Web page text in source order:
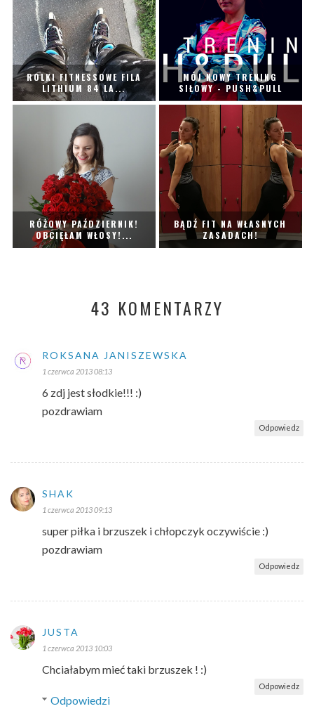
ROLKI FITNESSOWE FILA
LITHIUM 84 LA...
MÓJ NOWY TRENING
SIŁOWY - PUSH&PULL
RÓŻOWY PAŹDZIERNIK!
OBCIĘŁAM WŁOSY!...
BĄDŹ FIT NA WŁASNYCH
ZASADACH!
43 KOMENTARZY
ROKSANA JANISZEWSKA
1 czerwca 2013 08:13
6 zdj jest słodkie!!! :)
pozdrawiam
Odpowiedz
SHAK
1 czerwca 2013 09:13
super piłka i brzuszek i chłopczyk oczywiście :)
pozdrawiam
Odpowiedz
JUSTA
1 czerwca 2013 10:03
Chciałabym mieć taki brzuszek ! :)
Odpowiedz
Odpowiedzi